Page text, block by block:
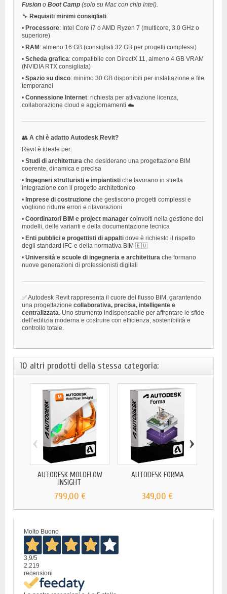
Fusion o Boot Camp (solo su Mac con chip Intel).
🔧 Requisiti minimi consigliati:
• Processore: Intel Core i7 o AMD Ryzen 7 (multicore, 3.0 GHz o
superiore)
• RAM: almeno 16 GB (consigliati 32 GB per progetti complessi)
• Scheda grafica: compatibile con DirectX 11, almeno 4 GB VRAM
(NVIDIA RTX consigliata)
• Spazio su disco: minimo 30 GB disponibili per installazione e file
temporanei
• Connessione Internet: richiesta per attivazione licenza,
collaborazione cloud e aggiornamenti ☁️
👥 A chi è adatto Autodesk Revit?
Revit è ideale per:
• Studi di architettura che desiderano una progettazione BIM
coerente, dinamica e precisa
• Ingegneri strutturisti e impiantisti che lavorano in stretta
integrazione con il progetto architettonico
• Imprese di costruzione che gestiscono progetti complessi e
vogliono ridurre errori e rilavorazioni
• Coordinatori BIM e project manager coinvolti nella gestione dei
modelli, delle varianti e della documentazione tecnica
• Enti pubblici e progettisti di appalti dove è richiesto il rispetto
degli standard IFC e della normativa BIM 🇪🇺
• Università e scuole di ingegneria e architettura che formano
nuove generazioni di professionisti digitali
✅ Autodesk Revit rappresenta il cuore del flusso BIM, garantendo
una progettazione collaborativa, precisa, intelligente e
centralizzata. Uno strumento indispensabile per affrontare le sfide
dell’edilizia moderna e costruire con efficienza, sostenibilità e
controllo totale.
10 altri prodotti della stessa categoria:
AUTODESK MOLDFLOW
INSIGHT
799,00 €
AUTODESK FORMA
349,00 €
‹ ›
Molto Buono
3,9/5
2.219
recensioni